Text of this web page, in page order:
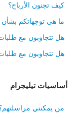
كيف تجنون الأرباح؟
ما هي توجهاتكم
هل تتجاوبون مع
هل تتجاوبون مع
أساسيات تيليجرام
من يمكنني